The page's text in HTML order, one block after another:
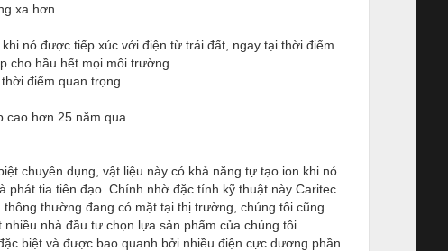
xa hơn.
nó được tiếp xúc với điện từ trái đất, ngay tại thời điểm
cho hầu hết mọi môi trường.
điểm quan trọng.
hơn 25 năm qua.
chuyên dụng, vật liệu này có khả năng tự tạo ion khi nó
tia tiên đạo. Chính nhờ đặc tính kỹ thuật này Caritec
thường đang có mặt tại thị trường, chúng tôi cũng
nhà đầu tư chọn lựa sản phẩm của chúng tôi.
biệt và được bao quanh bởi nhiều điện cực dương phần